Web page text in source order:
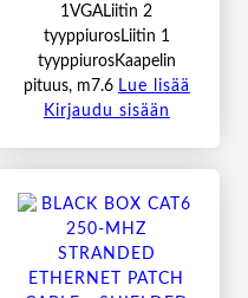
1VGALiitin 2
tyyppiurosLiitin 1
tyyppiurosKaapelin
pituus, m7.6 Lue lisää
Kirjaudu sisään